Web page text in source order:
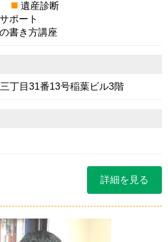
遺産診断
ポート
書き方講座
丁目31番13号稲葉ビル3階
詳細を見る